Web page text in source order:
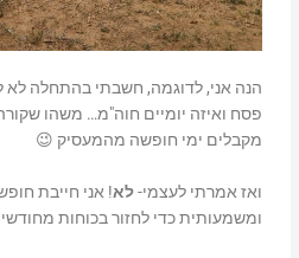
הנה אני, לדוגמה, חשבתי בהתחלה לא
פסח ואיזה יומיים חוה"מ… משהו
מקבלים ימי חופשה מהמעסיק 😉
ואז אמרתי לעצמי-לא! אני חייבת
ומשמעותית כדי לחזור בכוחות